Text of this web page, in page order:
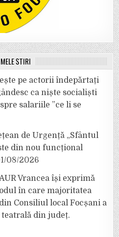
ȘTIRI
pe actorii îndepărtați
ca niște socialiști
salariile ”ce li se
de Urgență „Sfântul
din nou funcțional
08/2026
Vrancea își exprimă
în care majoritatea
din Consiliul local Focșani a
din județ.